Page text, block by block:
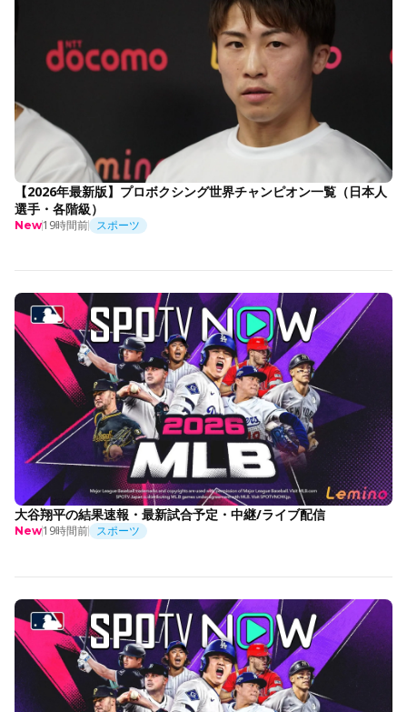
【2026年最新版】プロボクシング世界チャンピオン一覧（日本人
選手・各階級）
New19時間前 スポーツ
大谷翔平の結果速報・最新試合予定・中継/ライブ配信
New19時間前 スポーツ